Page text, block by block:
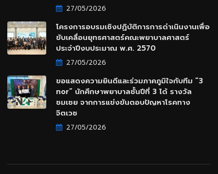
27/05/2026
โครงการอบรมเชิงปฏิบัติการการดำเนินงานเพื่อ
ขับเคลื่อนยุทธศาสตร์คณะพยาบาลศาสตร์
ประจำปีงบประมาณ พ.ศ. 2570
27/05/2026
ขอแสดงความยินดีและร่วมภาคภูมิใจกับทีม “3
nor” นักศึกษาพยาบาลชั้นปีที่ 3 ได้ รางวัล
ชมเชย จากการแข่งขันตอบปัญหาโรคทาง
จิตเวช
27/05/2026